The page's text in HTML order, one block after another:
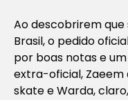
Ao descobrirem que
Brasil, o pedido
por boas notas e
extra-oficial, Zaeem
skate e Warda,